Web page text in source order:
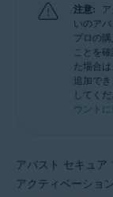
注意:
いのア
プロの
ことを
た場合
追加で
してくだ
ウント
アバスト セキュア
アクティベーショ